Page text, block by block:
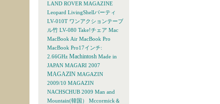
LAND ROVER MAGAZINE
Leopard LivingShellパーティ
LV-010T ワンアクションテーブ
ル竹 LV-080 Take!チェア Mac
MacBook Air MacBook Pro
MacBook Pro17インチ:
2.66GHz Machintosh Made in
JAPAN MAGARI 2007
MAGAZIN MAGAZIN
2009/10 MAGAZIN
NACHSCHUB 2009 Man and
Mountain(韓国）
Mccormick＆